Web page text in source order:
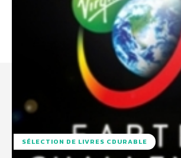
SÉLECTION DE LIVRES CDURABLE